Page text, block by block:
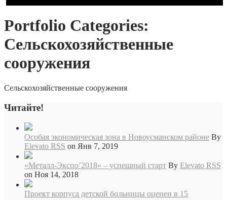
Portfolio Categories:
Сельскохозяйственные
сооружения
Сельскохозяйственные сооружения
Читайте!
Особая экономическая зона в Новоусманском районе By
Elevato RSS on Янв 7, 2019
«Металл-Экспо’2018» – успешный старт By Elevato RSS
on Ноя 14, 2018
Проект корпуса детской больницы оценен в 15